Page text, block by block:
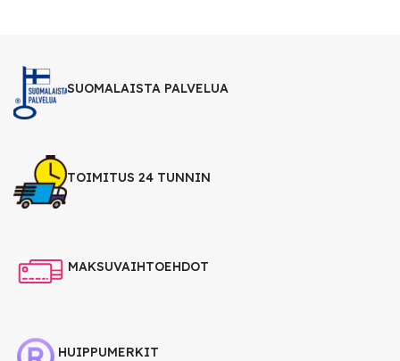
SUOMALAISTA PALVELUA
TOIMITUS 24 TUNNIN
MAKSUVAIHTOEHDOT
HUIPPUMERKIT